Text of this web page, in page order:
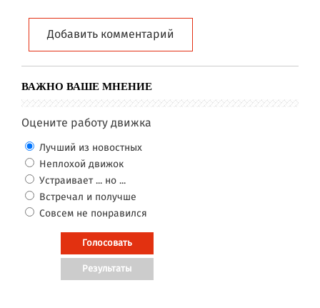
Добавить комментарий
ВАЖНО ВАШЕ МНЕНИЕ
Оцените работу движка
Лучший из новостных
Неплохой движок
Устраивает ... но ...
Встречал и получше
Совсем не понравился